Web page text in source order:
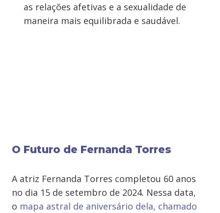
as relações afetivas e a sexualidade de
maneira mais equilibrada e saudável.
O Futuro de Fernanda Torres
A atriz Fernanda Torres completou 60 anos
no dia 15 de setembro de 2024. Nessa data,
o mapa astral de aniversário dela, chamado